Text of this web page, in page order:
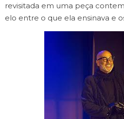
revisitada em uma peça
elo entre o que ela ensinava e